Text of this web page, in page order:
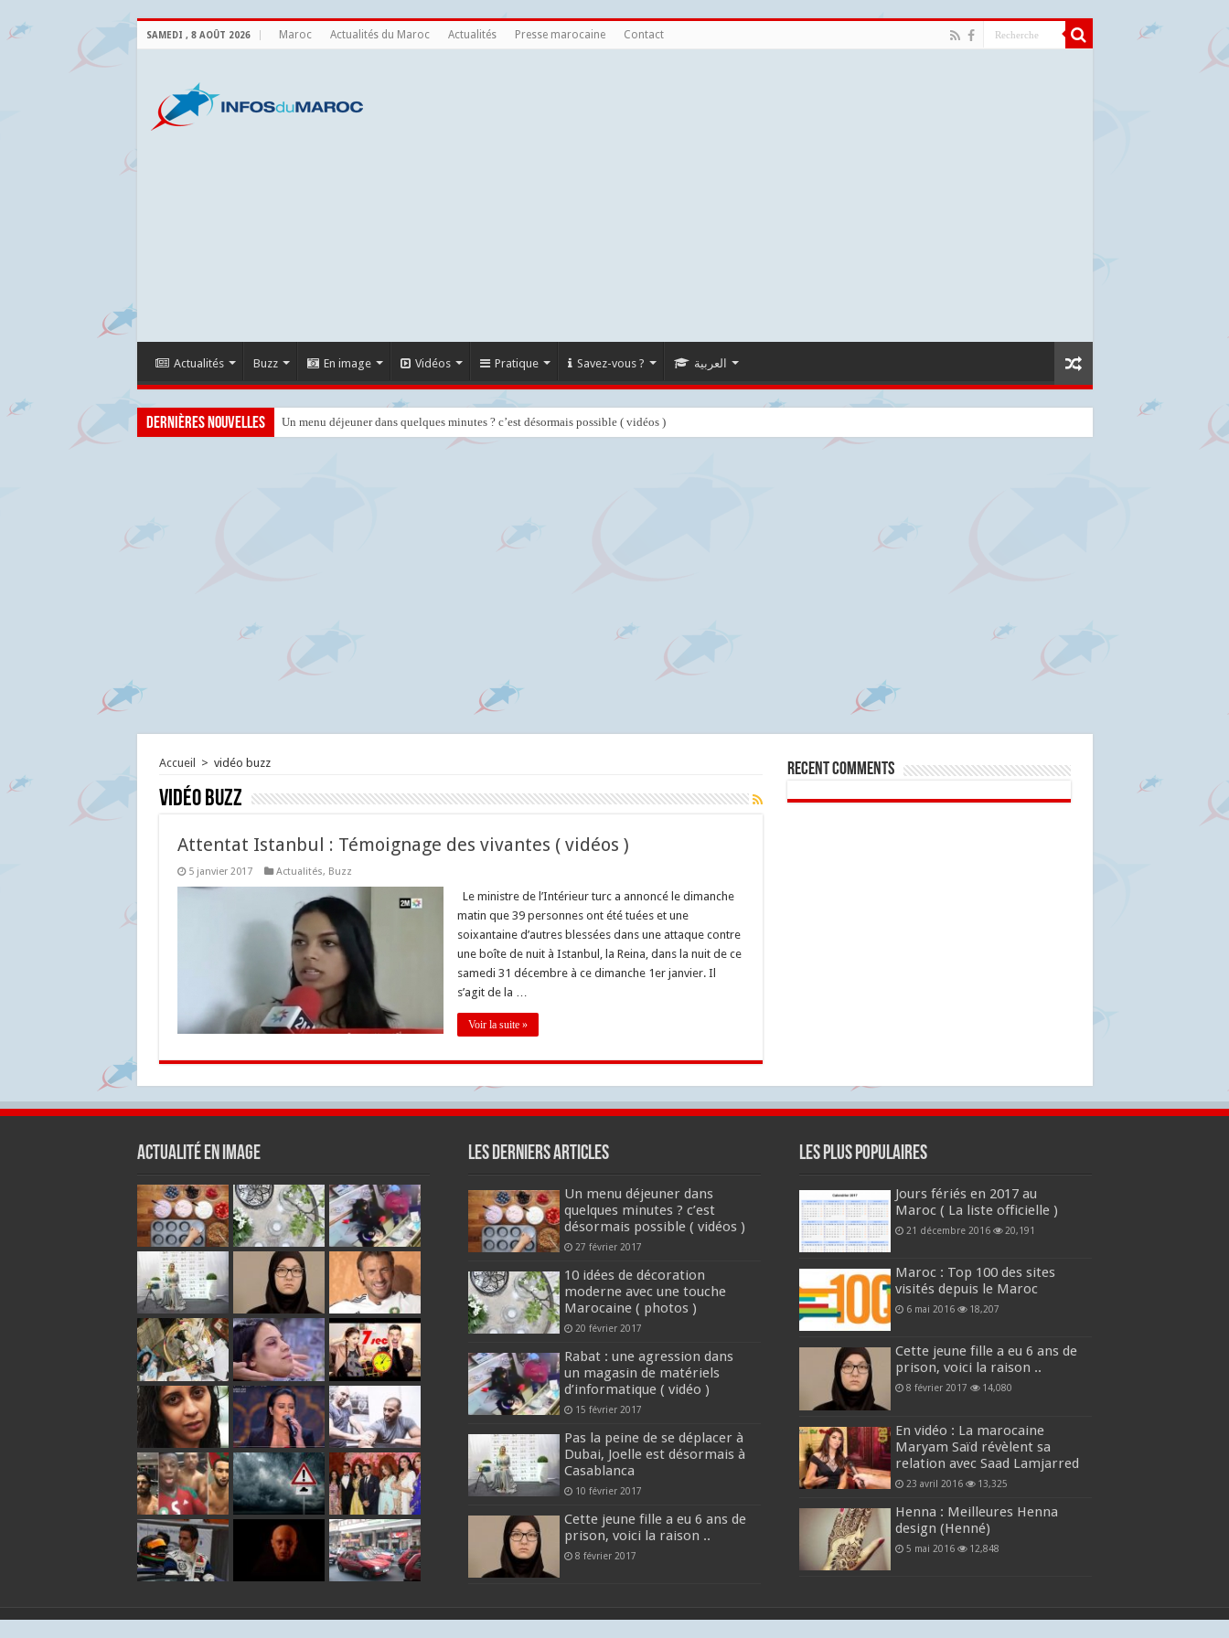
SAMEDI , 8 AOÛT 2026 Maroc Actualités du Maroc Actualités Presse marocaine Contact
Actualités Buzz En image Vidéos Pratique Savez-vous ? العربية
Dernières nouvelles Un menu déjeuner dans quelques minutes ? c’est désormais possible ( vidéos )
Accueil > vidéo buzz
vidéo buzz
Attentat Istanbul : Témoignage des vivantes ( vidéos )
5 janvier 2017 Actualités, Buzz
Le ministre de l’Intérieur turc a annoncé le dimanche
matin que 39 personnes ont été tuées et une
soixantaine d’autres blessées dans une attaque contre
une boîte de nuit à Istanbul, la Reina, dans la nuit de ce
samedi 31 décembre à ce dimanche 1er janvier. Il
s’agit de la …
Voir la suite »
Recent Comments
Actualité en Image Les derniers articles
Un menu déjeuner dans
quelques minutes ? c’est
désormais possible ( vidéos )
27 février 2017
10 idées de décoration
moderne avec une touche
Marocaine ( photos )
20 février 2017
Rabat : une agression dans
un magasin de matériels
d’informatique ( vidéo )
15 février 2017
Pas la peine de se déplacer à
Dubai, Joelle est désormais à
Casablanca
10 février 2017
Cette jeune fille a eu 6 ans de
prison, voici la raison ..
8 février 2017
Les plus populaires
Jours fériés en 2017 au
Maroc ( La liste officielle )
21 décembre 2016 20,191
Maroc : Top 100 des sites
visités depuis le Maroc
6 mai 2016 18,207
Cette jeune fille a eu 6 ans de
prison, voici la raison ..
8 février 2017 14,080
En vidéo : La marocaine
Maryam Saïd révèlent sa
relation avec Saad Lamjarred
23 avril 2016 13,325
Henna : Meilleures Henna
design (Henné)
5 mai 2016 12,848